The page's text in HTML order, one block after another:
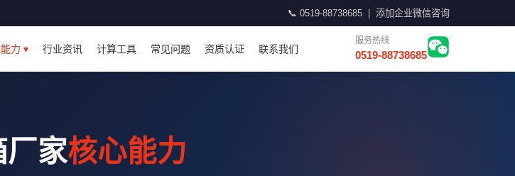
📞 0519-88738685 添加企业微信咨询
力 ▾ 行业资讯 计算工具 常见问题 资质认证 联系我们
服务热线
0519-88738685
厂家核心能力